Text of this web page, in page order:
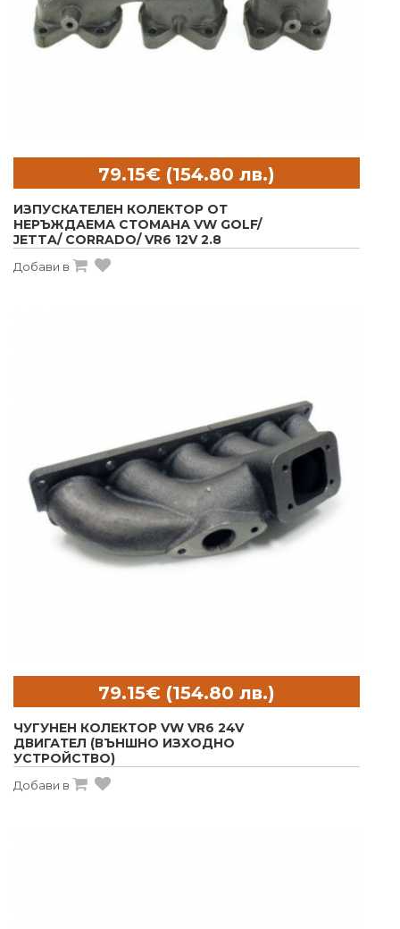
ИЗПУСКАТЕЛЕН КОЛЕКТОР ОТ
НЕРЪЖДАЕМА СТОМАНА VW GOLF/
JETTA/ CORRADO/ VR6 12V 2.8
Добави в
ЧУГУНЕН КОЛЕКТОР VW VR6 24V
ДВИГАТЕЛ (ВЪНШНО ИЗХОДНО
УСТРОЙСТВО)
Добави в